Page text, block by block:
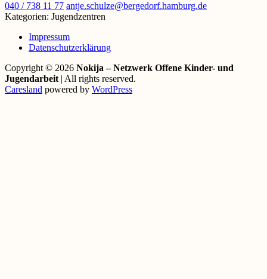
040 / 738 11 77 antje.schulze@bergedorf.hamburg.de
Kategorien: Jugendzentren
Impressum
Datenschutzerklärung
Copyright © 2026 Nokija – Netzwerk Offene Kinder- und
Jugendarbeit | All rights reserved.
Caresland powered by WordPress